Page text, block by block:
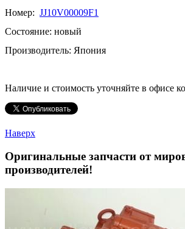
Номер: JJ10V00009F1
Состояние: новый
Производитель: Япония
Наличие и стоимость уточняйте в офисе
Наверх
Оригинальные запчасти от
производителей!